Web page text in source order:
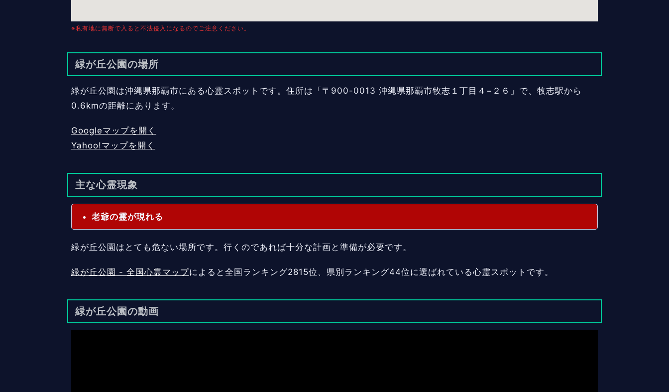
※私有地に無断で入ると不法侵入になるのでご注意ください。
緑が丘公園の場所
緑が丘公園は沖縄県那覇市にある心霊スポットです。住所は「〒900-0013 沖縄県那覇市牧志１丁目４−２６」で、牧志駅から
0.6kmの距離にあります。
Googleマップを開く
Yahoo!マップを開く
主な心霊現象
老爺の霊が現れる
緑が丘公園はとても危ない場所です。行くのであれば十分な計画と準備が必要です。
緑が丘公園 - 全国心霊マップによると全国ランキング2815位、県別ランキング44位に選ばれている心霊スポットです。
緑が丘公園の動画